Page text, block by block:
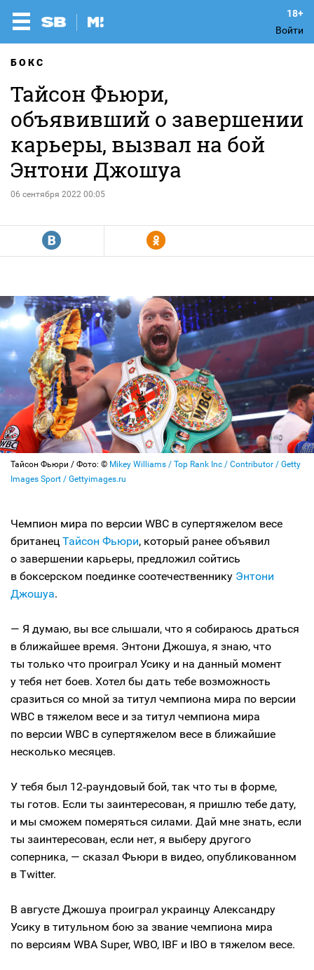
Войти
БОКС
Тайсон Фьюри,
объявивший о завершении
карьеры, вызвал на бой
Энтони Джошуа
06 сентября 2022 00:05
R Y
Тайсон Фьюри / Фото: © Mikey Williams / Top Rank Inc / Contributor / Getty
Images Sport / Gettyimages.ru
Чемпион мира по версии WBC в супертяжелом весе
британец Тайсон Фьюри, который ранее объявил
о завершении карьеры, предложил сойтись
в боксерском поединке соотечественнику Энтони
Джошуа.
— Я думаю, вы все слышали, что я собираюсь драться
в ближайшее время. Энтони Джошуа, я знаю, что
ты только что проиграл Усику и на данный момент
у тебя нет боев. Хотел бы дать тебе возможность
сразиться со мной за титул чемпиона мира по версии
WBC в тяжелом весе и за титул чемпиона мира
по версии WBC в супертяжелом весе в ближайшие
несколько месяцев.
У тебя был 12‑раундовый бой, так что ты в форме,
ты готов. Если ты заинтересован, я пришлю тебе дату,
и мы сможем померяться силами. Дай мне знать, если
ты заинтересован, если нет, я выберу другого
соперника, — сказал Фьюри в видео, опубликованном
в Twitter.
В августе Джошуа проиграл украинцу Александру
Усику в титульном бою за звание чемпиона мира
по версиям WBA Super, WBO, IBF и IBO в тяжелом весе.